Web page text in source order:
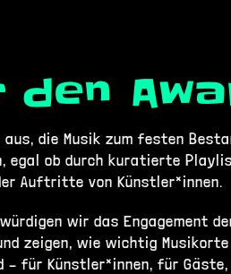
den
aus, die Musik zum festen
egal ob durch kuratierte
Auftritte von Künstler*innen.
wir das Engagement
zeigen, wie wichtig
– für Künstler*innen, für